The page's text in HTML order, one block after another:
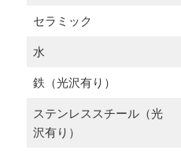
セラミック
水
鉄（光沢有り）
ステンレススチール（光
沢有り）